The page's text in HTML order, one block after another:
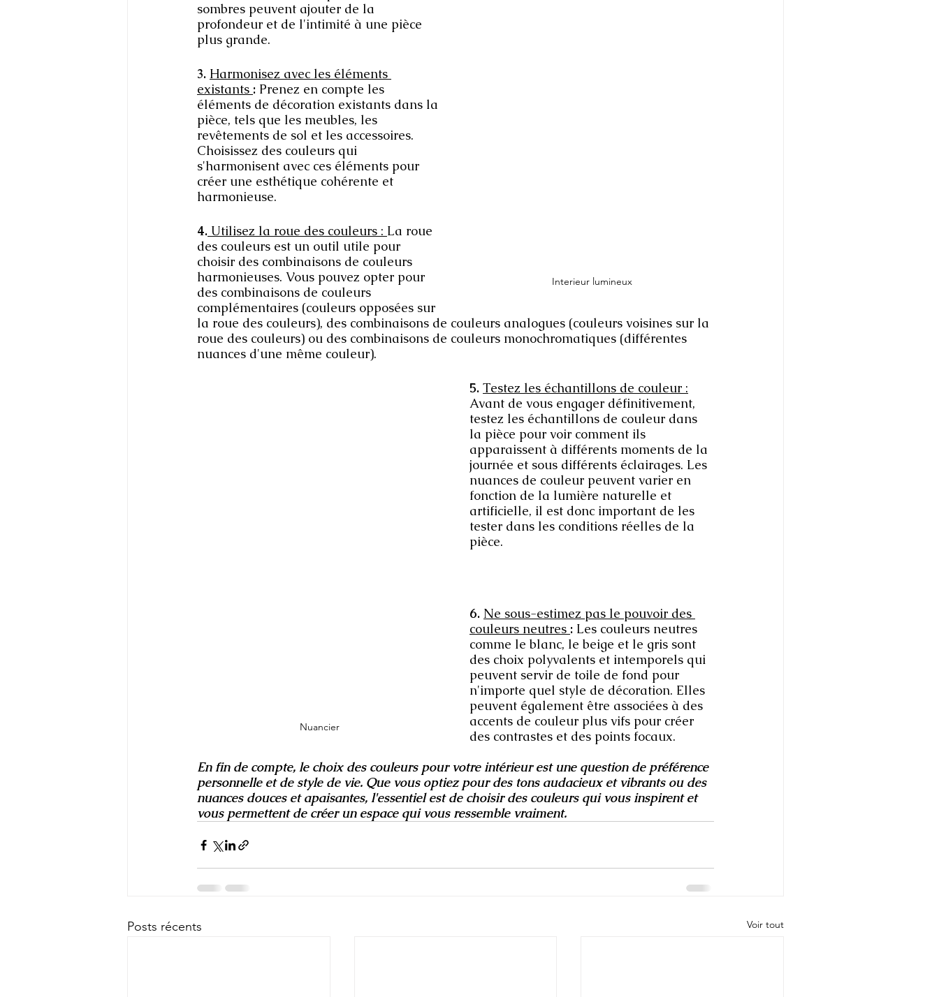
Interieur lumineux
sombres peuvent ajouter de la
profondeur et de l'intimité à une pièce
plus grande.
3. Harmonisez avec les éléments
existants : Prenez en compte les
éléments de décoration existants dans la
pièce, tels que les meubles, les
revêtements de sol et les accessoires.
Choisissez des couleurs qui
s'harmonisent avec ces éléments pour
créer une esthétique cohérente et
harmonieuse.
4. Utilisez la roue des couleurs : La roue
des couleurs est un outil utile pour
choisir des combinaisons de couleurs
harmonieuses. Vous pouvez opter pour
des combinaisons de couleurs
complémentaires (couleurs opposées sur
la roue des couleurs), des combinaisons de couleurs analogues (couleurs voisines sur la
roue des couleurs) ou des combinaisons de couleurs monochromatiques (différentes
nuances d'une même couleur).
Nuancier
5. Testez les échantillons de couleur :
Avant de vous engager définitivement,
testez les échantillons de couleur dans
la pièce pour voir comment ils
apparaissent à différents moments de la
journée et sous différents éclairages. Les
nuances de couleur peuvent varier en
fonction de la lumière naturelle et
artificielle, il est donc important de les
tester dans les conditions réelles de la
pièce.
6. Ne sous-estimez pas le pouvoir des
couleurs neutres : Les couleurs neutres
comme le blanc, le beige et le gris sont
des choix polyvalents et intemporels qui
peuvent servir de toile de fond pour
n'importe quel style de décoration. Elles
peuvent également être associées à des
accents de couleur plus vifs pour créer
des contrastes et des points focaux.
En fin de compte, le choix des couleurs pour votre intérieur est une question de préférence
personnelle et de style de vie. Que vous optiez pour des tons audacieux et vibrants ou des
nuances douces et apaisantes, l'essentiel est de choisir des couleurs qui vous inspirent et
vous permettent de créer un espace qui vous ressemble vraiment.
Posts récents Voir tout